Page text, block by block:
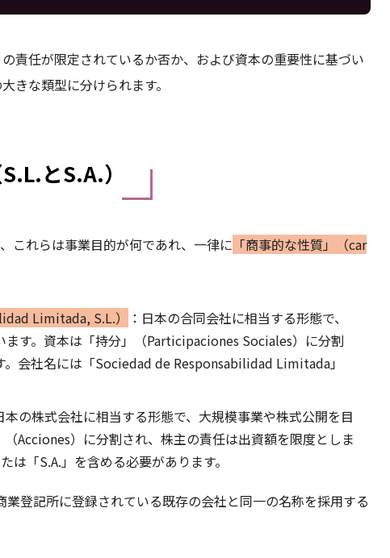
責任が限定されているか否か、および資本の重要性に基づい
きな類型に分けられます。
とS.A.）
これらは事業目的が何であれ、一律に 「商事的な性質」（car
Limitada, S.L.）
：日本の合同会社に相当する形態で、
す。資本は「持分」（Participaciones Sociales）に分割
会社名には「Sociedad de Responsabilidad Limitada」
本の株式会社に相当する形態で、大規模事業や株式公開を目
Acciones）に分割され、株主の責任は出資額を限度としま
「S.A.」を含める必要があります。
登記所に登録されている既存の会社と同一の名称を採用する